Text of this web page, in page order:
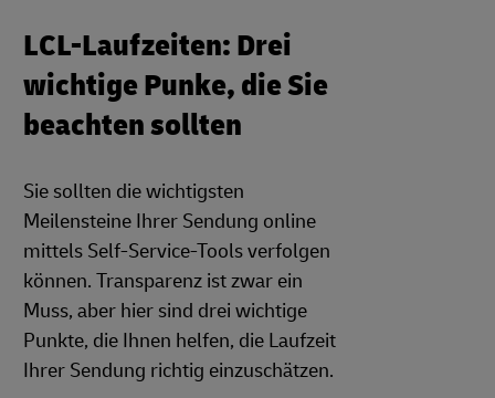
LCL-Laufzeiten: Drei
wichtige Punke, die Sie
beachten sollten
Sie sollten die wichtigsten
Meilensteine Ihrer Sendung online
mittels Self-Service-Tools verfolgen
können. Transparenz ist zwar ein
Muss, aber hier sind drei wichtige
Punkte, die Ihnen helfen, die Laufzeit
Ihrer Sendung richtig einzuschätzen.